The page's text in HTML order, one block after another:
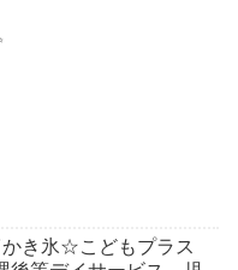
き氷☆こどもプラス